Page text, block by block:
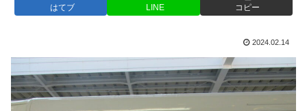
はてブ LINE コピー
2024.02.14